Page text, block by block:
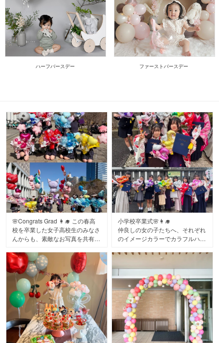
ハーフバースデー ファーストバースデー
🌸Congrats Grad 👩‍🎓 この春高
校を卒業した女子高校生のみなさ
んからも、素敵なお写真を共有し
仲良しのお友達グループでのお祝
いにバルーンをご注文いただき、
ボリュームたっぷりすごい空間に
✨
手に持っているのは、リトルレモ
ネードのバルーンブーケの中で、
1番の大きさを誇るビッグブー
ケ。さらにそれぞれの好きなキャ
ラクターのバルーンを浮かせて、
小学校卒業式🌸👩‍🎓
仲良しの女の子たちへ、それぞれ
のイメージカラーでカラフルハー
❤️🩷🧡💛💚💜🤍
華やかな晴れ姿と笑顔が溢れ出る
お写真に
私たちスタッフもとっても幸せな
気持ちになりました。
ご注文ありがとうございました😊
カラフルハートは幼稚園・保育
園、小学校、中学校、高校、大学
まで幅広い年齢層へのギフト花束